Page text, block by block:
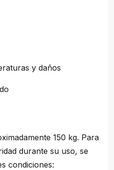
y daños
150 kg. Para
durante su uso, se
condiciones: